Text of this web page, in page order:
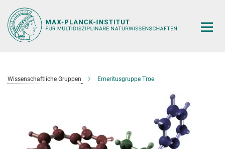
Hauptinhalt
Wissenschaftliche Gruppen Emeritusgruppe Troe